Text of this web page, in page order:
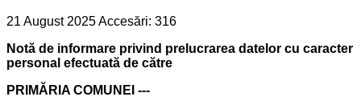
21 August 2025Accesări: 316
Notă de informare privind prelucrarea datelor cu caracter
personal efectuată de către
PRIMĂRIA COMUNEI ---